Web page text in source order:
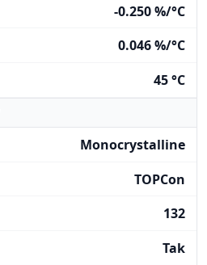
-0.250 %/°C
0.046 %/°C
45 °C
Monocrystalline
TOPCon
132
Tak